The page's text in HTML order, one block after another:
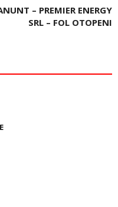
– PREMIER ENERGY
SRL – FOL OTOPENI